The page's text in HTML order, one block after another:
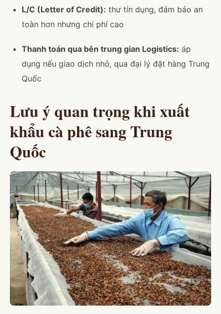
L/C (Letter of Credit): thư tín dụng, đảm bảo an
toàn hơn nhưng chi phí cao
Thanh toán qua bên trung gian Logistics: áp
dụng nếu giao dịch nhỏ, qua đại lý đặt hàng Trung
Quốc
Lưu ý quan trọng khi xuất
khẩu cà phê sang Trung
Quốc